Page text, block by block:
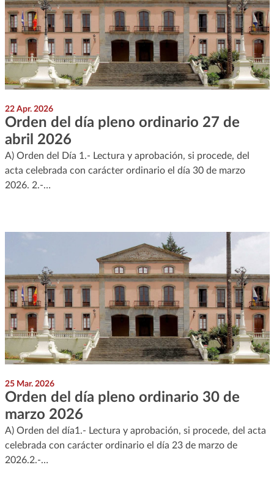
22 Apr. 2026
Orden del día pleno ordinario 27 de
abril 2026
A) Orden del Día 1.- Lectura y aprobación, si procede, del
acta celebrada con carácter ordinario el día 30 de marzo
2026. 2.-…
25 Mar. 2026
Orden del día pleno ordinario 30 de
marzo 2026
A) Orden del día1.- Lectura y aprobación, si procede, del acta
celebrada con carácter ordinario el día 23 de marzo de
2026.2.-…